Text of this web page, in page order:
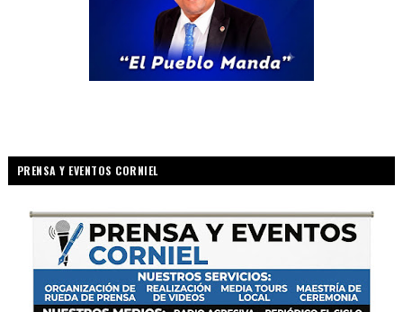
PRENSA Y EVENTOS CORNIEL